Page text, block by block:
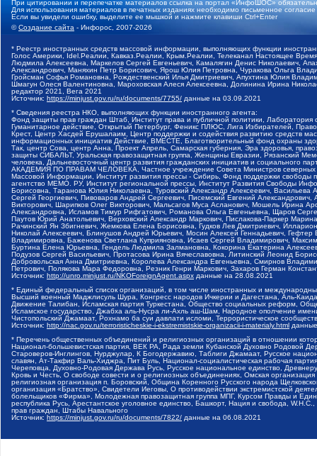
При цитировании и перепечатке материалов ссылка на портал «ИнфоШОС»
Для использования материалов в печатных изданиях необходимо письменное
Если вы увидели ошибку, выделите ее мышкой и нажмите клавиши Ctrl+Enter
©Создание сайта - Инфорос, 2007-2026
* Реестр иностранных средств массовой информации, выполняющих функции
Голос Америки, Idel.Реалии, Кавказ.Реалии, Крым.Реалии, Телеканал Настоящее
Людмила Алексеевна, Маркелов Сергей Евгеньевич, Камалягин Денис Николаевич,
Александрович, Маняхин Петр Борисович, Ярош Юлия Петровна, Чуракова Ольга
Гройсман Софья Романовна, Рождественский Илья Дмитриевич, Апухтина Юлия
Шмагун Олеся Валентиновна, Мароховская Алеся Алексеевна, Долинина Ирина
редактор 2021, Вега 2021
Источник: https://minjust.gov.ru/ru/documents/7755/ данные на 03.09.2021
* Сведения реестра НКО, выполняющих функции иностранного агента:
Фонд защиты прав граждан Штаб, Институт права и публичной политики,
Гуманитарное действие, Открытый Петербург, Феникс ПЛЮС, Лига Избирателей,
Крест, Центр Хасдей Ерушалаим, Центр поддержки и содействия развитию средств
информационных инициатив Действие, ВМЕСТЕ, Благотворительный фонд охраны
Так, центр Сова, центр Анна, Проект Апрель, Самарская губерния, Эра здоровья,
защиты СИБАЛЬТ, Уральская правозащитная группа, Женщины Евразии, Рязанский
человека, Дальневосточный центр развития гражданских инициатив и социального
АКАДЕМИЯ ПО ПРАВАМ ЧЕЛОВЕКА, Частное учреждение Совета Министров северных
Массовой Информации, Институт развития прессы - Сибирь, Фонд поддержки
агентство МЕМО. РУ, Институт региональной прессы, Институт Развития Свободы
Борисовна, Таранова Юлия Николаевна, Туровский Александр Алексеевич,
Сергей Георгиевич, Пивоваров Андрей Сергеевич, Писемский Евгений
Викторович, Шарипков Олег Викторович, Мальсагов Муса Асланович, Мошель Ирина
Александровна, Исламов Тимур Рифгатович, Романова Ольга Евгеньевна, Щаров
Паутов Юрий Анатольевич, Верховский Александр Маркович, Пислакова-Паркер
Рачинский Ян Збигневич, Жемкова Елена Борисовна, Гудков Лев Дмитриевич,
Николай Алексеевич, Блинушов Андрей Юрьевич, Мосин Алексей Геннадьевич,
Владимировна, Баженова Светлана Куприяновна, Исаев Сергей Владимирович,
Буртина Елена Юрьевна, Гендель Людмила Залмановна, Кокорина Екатерина
Подузов Сергей Васильевич, Протасова Ирина Вячеславовна, Литинский Леонид
Добровольская Анна Дмитриевна, Королева Александра Евгеньевна, Смирнов
Петрович, Полякова Мара Федоровна, Резник Генри Маркович, Захаров Герман
Источник: http://unro.minjust.ru/NKOForeignAgent.aspx данные на 28.08.2021
* Единый федеральный список организаций, в том числе иностранных и
Высший военный Маджлисуль Шура, Конгресс народов Ичкерии и Дагестана, Аль-
Движение Талибан, Исламская партия Туркестана, Общество социальных реформ,
Исламское государство, Джабха аль-Нусра ли-Ахль аш-Шам, Народное ополчение
Чистопольский Джамаат, Рохнамо ба суи давлати исломи, Террористическое
Источник: http://nac.gov.ru/terroristicheskie-i-ekstremistskie-organizacii-i-materialy.html
* Перечень общественных объединений и религиозных организаций в отношении
Национал-большевистская партия, ВЕК РА, Рада земли Кубанской Духовно Родовой
Староверов-Инглингов, Нурджулар, К Богодержавию, Таблиги Джамаат, Русское
славян, Ат-Такфир Валь-Хиджра, Пит Буль, Национал-социалистическая рабочая
Череповца, Духовно-Родовая Держава Русь, Русское национальное единство,
Кровь и Честь, О свободе совести и о религиозных объединениях, Омская
религиозная организация п. Боровский, Община Коренного Русского народа
организация «Братство», Свидетели Иеговы, О противодействии экстремистской
болельщиков «Фирма», Молодежная правозащитная группа МПГ, Курсом Правды и
республика Русь, Арестантское уголовное единство, Башкорт, Нация и свобода,
прав граждан, Штабы Навального
Источник: https://minjust.gov.ru/ru/documents/7822/ данные на 06.08.2021